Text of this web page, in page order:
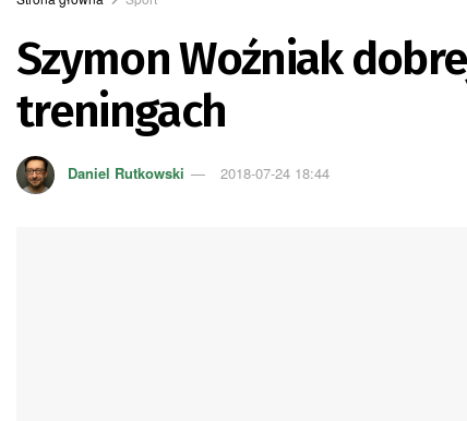
Szymon Woźniak
treningach
Daniel Rutkowski 2018-07-24 18:44